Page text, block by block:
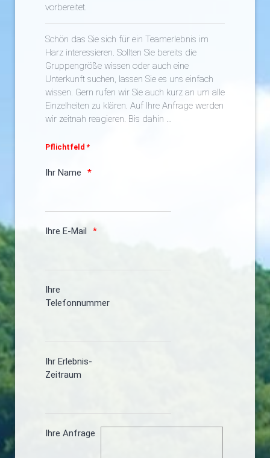
vorbereitet.
Schön das Sie sich für ein Teamerlebnis im
Harz interessieren. Sollten Sie bereits die
Gruppengröße wissen oder auch eine
Unterkunft suchen, lassen Sie es uns einfach
wissen. Gern rufen wir Sie auch kurz an um alle
Einzelheiten zu klären. Auf Ihre Anfrage werden
wir zeitnah reagieren. Bis dahin ...
Pflichtfeld *
Ihr Name
Ihre E-Mail
Ihre
Telefonnummer
Ihr Erlebnis-
Zeitraum
Ihre Anfrage